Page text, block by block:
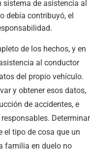
de asistencia al
debía contribuyó, el
de los hechos, y en
al conductor
del propio vehículo.
y obtener esos datos,
de accidentes, e
Determinar
el tipo de cosa que un
familia en duelo no